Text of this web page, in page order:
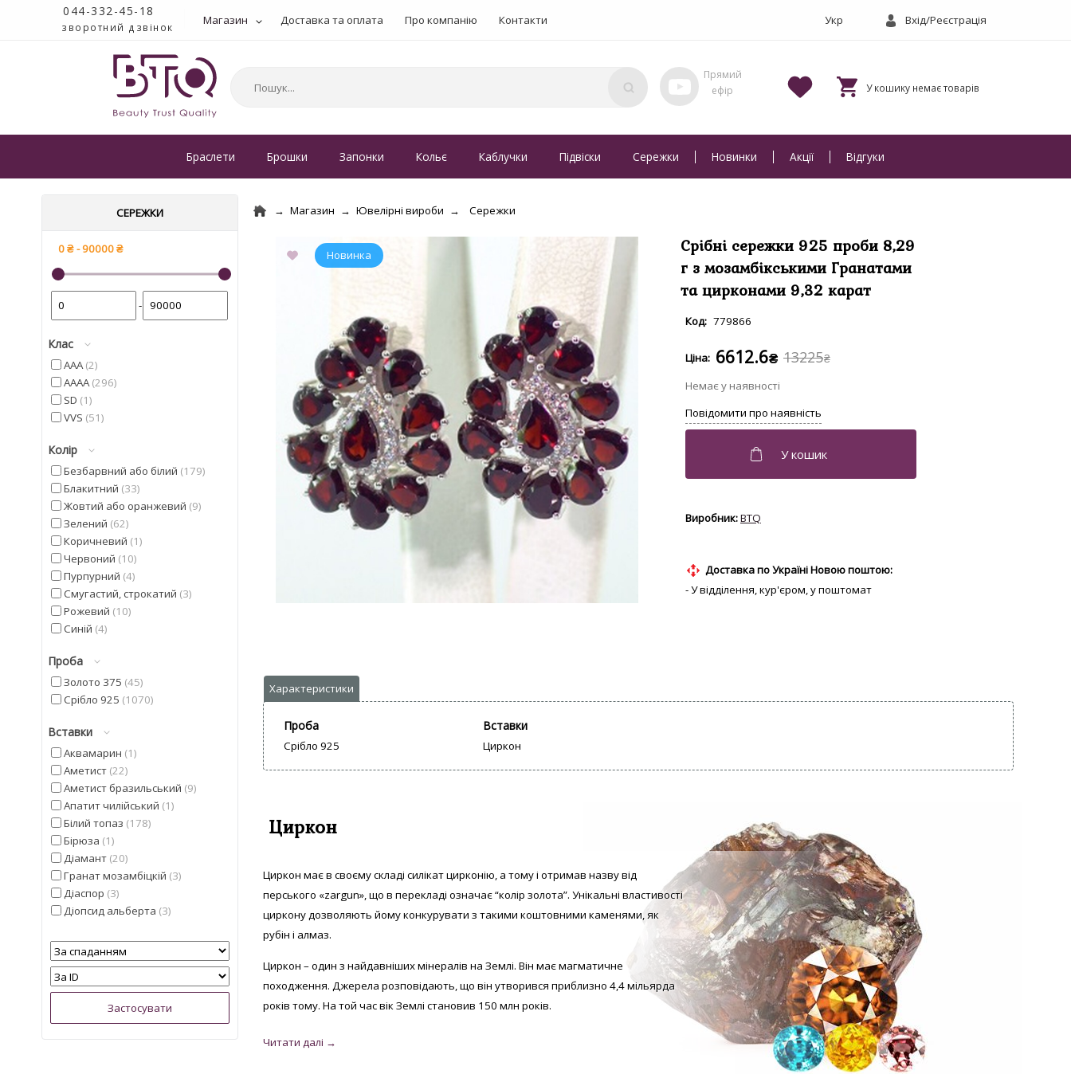
044-332-45-18
зворотний дзвінок Магазин Доставка та оплата Про компанію Контакти Вхід/Реєстрація
Браслети Брошки Запонки Кольє Каблучки Підвіски Сережки Новинки Акції Відгуки
СЕРЕЖКИ
-
Клас
AAA 2
AAAA 296
SD 1
VVS 51
Колір
Безбарвний або білий 179
Блакитний 33
Жовтий або оранжевий 9
Зелений 62
Коричневий 1
Червоний 10
Пурпурний 4
Смугастий, строкатий 3
Рожевий 10
Синій 4
Чорний
Проба
Золото 375 45
Срібло 925 1070
Вставки
Аквамарин 1
Аметист 22
Аметист бразильський 9
Апатит чилійський 1
Білий топаз 178
Бірюза 1
Діамант 20
Гранат мозамбіцкій 3
Діаспор 3
Діопсид альберта 3
Кварц 5
Кошаче око 5
Лимонний топаз з США
Малахіт намібійської
Магазин Ювелірні вироби Сережки
Срібні сережки 925 проби 8,29
г з мозамбікськими Гранатами
та цирконами 9,32 карат
779866
13225₴
6612.6₴
BTQ
Доставка по Україні Новою поштою:
- У відділення, кур'єром, у поштомат
Проба
Срібло 925
Вставки
Циркон
Циркон
Циркон має в своєму складі силікат цирконію, а тому і отримав назву від
перського «zargun», що в перекладі означає “колір золота”. Унікальні властивості
циркону дозволяють йому конкурувати з такими коштовними каменями, як
рубін і алмаз.
Циркон – один з найдавніших мінералів на Землі. Він має магматичне
походження. Джерела розповідають, що він утворився приблизно 4,4 мільярда
років тому. На той час вік Землі становив 150 млн років.